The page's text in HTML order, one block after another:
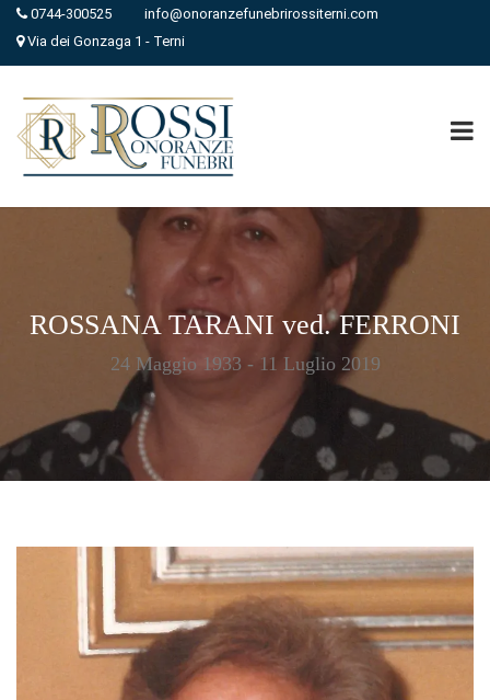
0744-300525
info@onoranzefunebrirossiterni.com
Via dei Gonzaga 1 - Terni
ROSSANA TARANI ved. FERRONI
24 Maggio 1933 - 11 Luglio 2019